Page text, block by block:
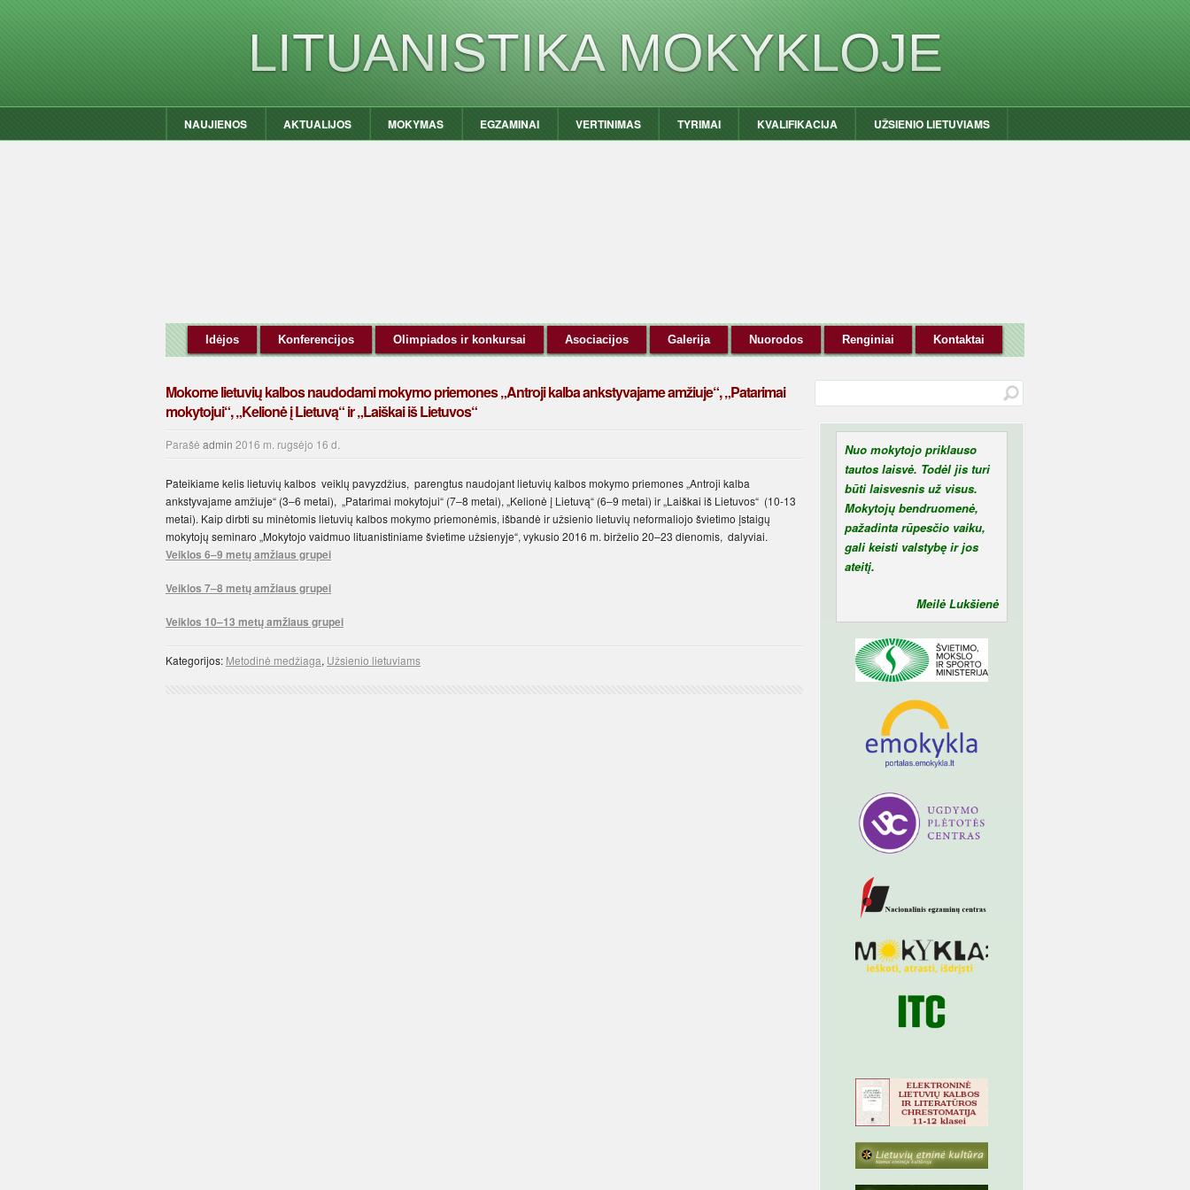
LITUANISTIKA MOKYKLOJE
NAUJIENOS AKTUALIJOS MOKYMAS EGZAMINAI VERTINIMAS TYRIMAI KVALIFIKACIJA UŽSIENIO LIETUVIAMS
Idėjos Konferencijos Olimpiados ir konkursai Asociacijos Galerija Nuorodos Renginiai Kontaktai
Mokome lietuvių kalbos naudodami mokymo priemones „Antroji kalba ankstyvajame amžiuje“, „Patarimai
mokytojui“, „Kelionė į Lietuvą“ ir „Laiškai iš Lietuvos“
Parašė admin 2016 m. rugsėjo 16 d.
Pateikiame kelis lietuvių kalbos veiklų pavyzdžius, parengtus naudojant lietuvių kalbos mokymo priemones „Antroji kalba
ankstyvajame amžiuje“ (3–6 metai), „Patarimai mokytojui“ (7–8 metai), „Kelionė į Lietuvą“ (6–9 metai) ir „Laiškai iš Lietuvos“ (10-13
metai). Kaip dirbti su minėtomis lietuvių kalbos mokymo priemonėmis, išbandė ir užsienio lietuvių neformaliojo švietimo įstaigų
mokytojų seminaro „Mokytojo vaidmuo lituanistiniame švietime užsienyje“, vykusio 2016 m. birželio 20–23 dienomis, dalyviai.
Veiklos 6–9 metų amžiaus grupei
Veiklos 7–8 metų amžiaus grupei
Veiklos 10–13 metų amžiaus grupei
Kategorijos: Metodinė medžiaga, Užsienio lietuviams
Nuo mokytojo priklauso
tautos laisvė. Todėl jis turi
būti laisvesnis už visus.
Mokytojų bendruomenė,
pažadinta rūpesčio vaiku,
gali keisti valstybę ir jos
ateitį.
Meilė Lukšienė